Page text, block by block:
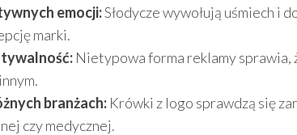
emocji:Słodycze wywołują uśmiech i
marki.
Nietypowa forma reklamy sprawia,
branżach: Krówki z logo sprawdzą się
czy medycznej.